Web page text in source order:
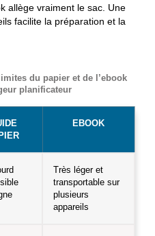
allège vraiment le sac. Une
facilite la préparation et la
du papier et de l’ebook
planificateur
EBOOK
Très léger et
transportable sur
plusieurs
appareils